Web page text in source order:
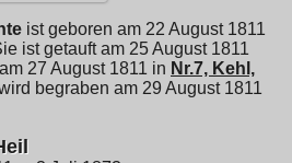
ist geboren am 22 August 1811
ist getauft am 25 August 1811
27 August 1811 in Nr.7, Kehl,
begraben am 29 August 1811